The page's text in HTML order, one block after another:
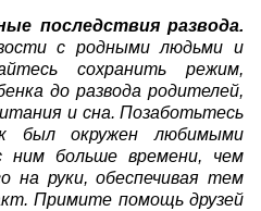
последствия развода.
с родными людьми и
сохранить режим,
до развода родителей,
и сна. Позаботьтесь
был окружен любимыми
ним больше времени, чем
на руки, обеспечивая тем
Примите помощь друзей